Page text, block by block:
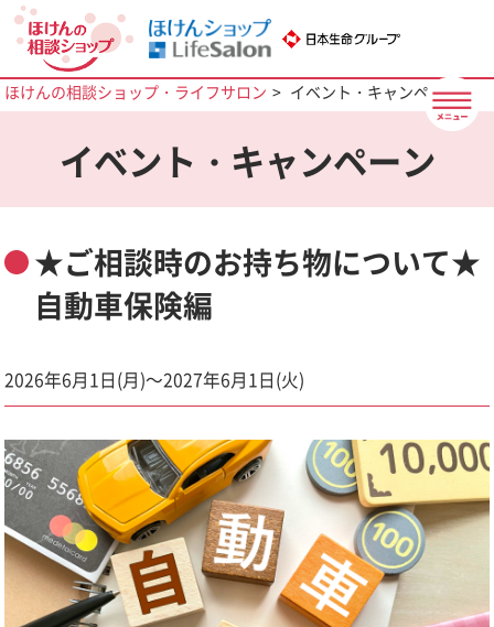
ほけんの相談ショップ・ライフサロン イベント・キャンペーン
イベント・キャンペーン
★ご相談時のお持ち物について★
自動車保険編
2026年6月1日(月)～2027年6月1日(火)